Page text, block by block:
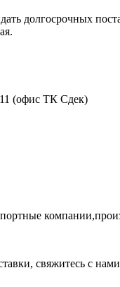
долгосрочных
(офис ТК Сдек)
свяжитесь с